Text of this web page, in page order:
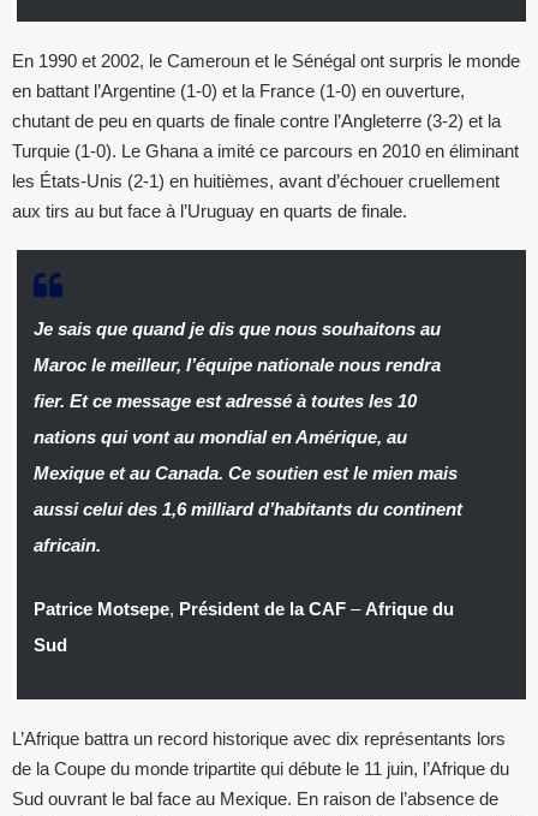
En 1990 et 2002, le Cameroun et le Sénégal ont surpris le monde
en battant l’Argentine (1-0) et la France (1-0) en ouverture,
chutant de peu en quarts de finale contre l’Angleterre (3-2) et la
Turquie (1-0). Le Ghana a imité ce parcours en 2010 en éliminant
les États-Unis (2-1) en huitièmes, avant d’échouer cruellement
aux tirs au but face à l’Uruguay en quarts de finale.
Je sais que quand je dis que nous souhaitons au
Maroc le meilleur, l’équipe nationale nous rendra
fier. Et ce message est adressé à toutes les 10
nations qui vont au mondial en Amérique, au
Mexique et au Canada. Ce soutien est le mien mais
aussi celui des 1,6 milliard d’habitants du continent
africain.
Patrice Motsepe, Président de la CAF–Afrique du
Sud
L’Afrique battra un record historique avec dix représentants lors
de la Coupe du monde tripartite qui débute le 11 juin, l’Afrique du
Sud ouvrant le bal face au Mexique. En raison de l’absence de